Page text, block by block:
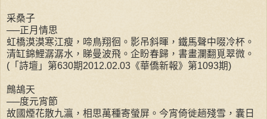
采桑子
──正月情思
虹橋漠漠寒江瘦，啼鳥翔徊。影吊斜暉，鐵馬聲中啜冷杯。
清缸錦鯉潺潺水，睇曼波飛。企盼春歸，書畫瀾翻覓翠微。
(「詩壇」第630期2012.02.03《華僑新報》第1093期)
鷓鴣天
──度元宵節
故國煙花散九瀛，相思萬種寄螢屏。今宵倚徙趟殘雪，囊日